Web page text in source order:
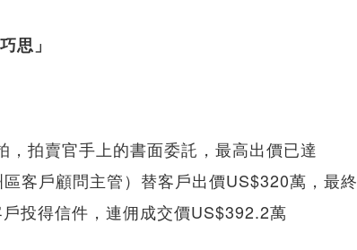
思」
拍賣官手上的書面委託，最高出價已達
客戶顧問主管）替客戶出價US$320萬，最終
投得信件，連佣成交價US$392.2萬